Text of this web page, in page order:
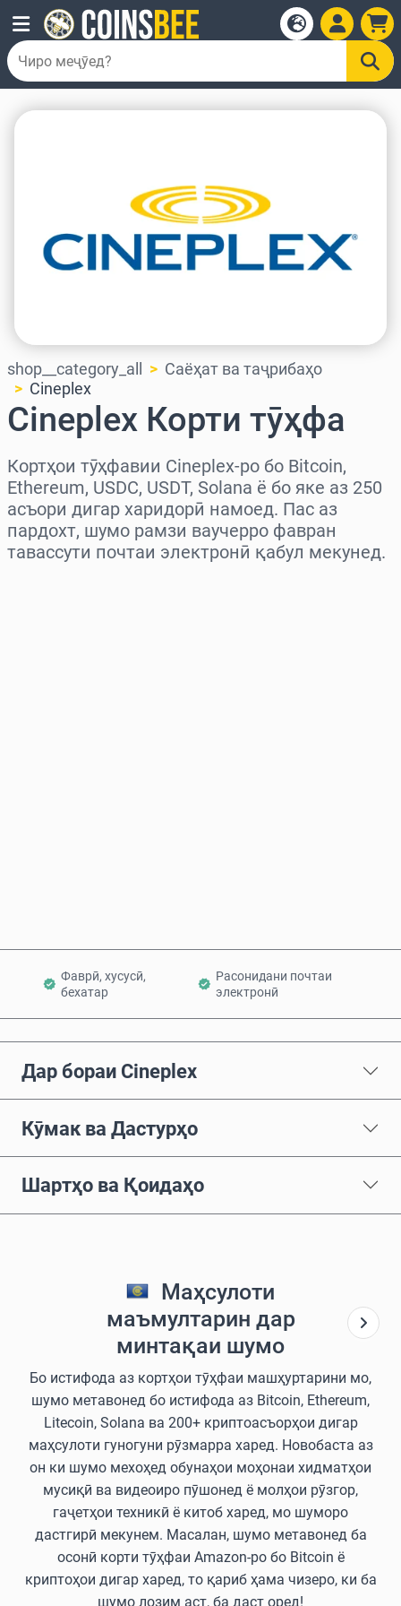
shop__category_all
Саёҳат ва таҷрибаҳо
Cineplex
Cineplex Корти тӯҳфа
Кортҳои тӯҳфавии Cineplex-ро бо Bitcoin,
Ethereum, USDC, USDT, Solana ё бо яке аз 250
асъори дигар харидорӣ намоед. Пас аз
пардохт, шумо рамзи ваучерро фавран
тавассути почтаи электронӣ қабул мекунед.
Фаврӣ, хусусӣ,
бехатар
Расонидани почтаи
электронӣ
Дар бораи Cineplex
Кӯмак ва Дастурҳо
Шартҳо ва Қоидаҳо
Маҳсулоти
маъмултарин дар
минтақаи шумо
Бо истифода аз кортҳои тӯҳфаи машҳуртарини мо,
шумо метавонед бо истифода аз Bitcoin, Ethereum,
Litecoin, Solana ва 200+ криптоасъорҳои дигар
маҳсулоти гуногуни рӯзмарра харед. Новобаста аз
он ки шумо мехоҳед обунаҳои моҳонаи хидматҳои
мусиқӣ ва видеоиро пӯшонед ё молҳои рӯзгор,
гаҷетҳои техникӣ ё китоб харед, мо шуморо
дастгирӣ мекунем. Масалан, шумо метавонед ба
осонӣ корти тӯҳфаи Amazon-ро бо Bitcoin ё
криптоҳои дигар харед, то қариб ҳама чизеро, ки ба
шумо лозим аст, ба даст оред!